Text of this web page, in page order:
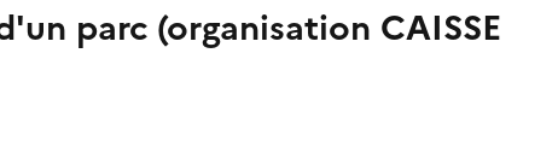
parc (organisation CAISSE